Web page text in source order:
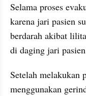
Selama proses
karena jari pasien
berdarah akibat
di daging jari
Setelah melakukan
menggunakan